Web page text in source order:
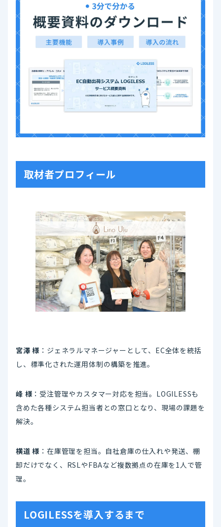
取材者プロフィール
宮澤 様 ：ジェネラルマネージャーとして、EC全体を統括
し、標準化された運用体制の構築を推進。
峰 様 ：受注管理やカスタマー対応を担当。LOGILESSも
含めた各種システム担当者との窓口となり、現場の課題を
解決。
横道 様 ：在庫管理を担当。自社倉庫の仕入れや発送、棚
卸だけでなく、RSLやFBAなど複数拠点の在庫を1人で管
理。
LOGILESSを導入するまで